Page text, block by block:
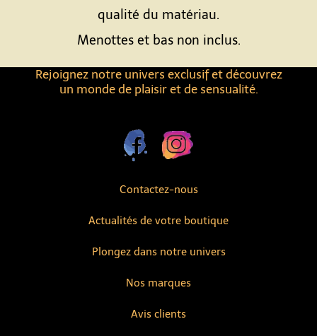
Contactez-nous
Actualités de votre boutique
Avis clients
Nos marques
Rejoignez notre univers exclusif et découvrez
un monde de plaisir et de sensualité.
Plongez dans notre univers
qualité du matériau.
Menottes et bas non inclus.